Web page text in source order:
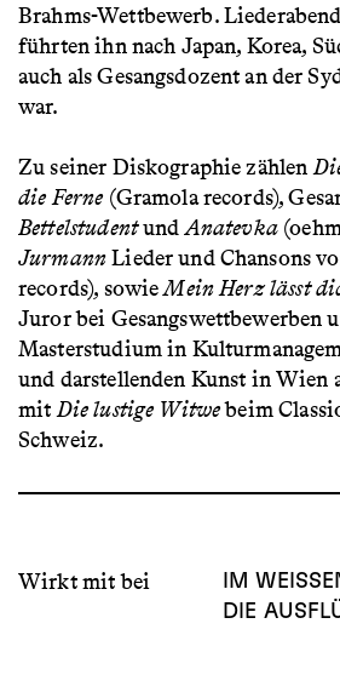
Brahms-Wettbewerb.
führten ihn nach Japan, Korea,
auch als Gesangsdozent an der
war.
Zu seiner Diskographie zählen
die Ferne (Gramola records),
BettelstudentundAnatevka
JurmannLieder und Chansons
records), sowieMein Herz lässt
Juror bei Gesangswettbewerben
Masterstudium in
und darstellenden Kunst in Wien
mitDie lustige Witwebeim
Schweiz.
Wirkt mit bei
IM
DIE